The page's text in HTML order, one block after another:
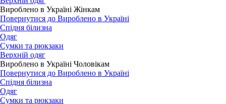
Вироблено в Україні Жінкам
Повернутися до Вироблено в Україні
Спідня білизна
Одяг
Сумки та рюкзаки
Верхній одяг
Вироблено в Україні Чоловікам
Повернутися до Вироблено в Україні
Спідня білизна
Одяг
Сумки та рюкзаки